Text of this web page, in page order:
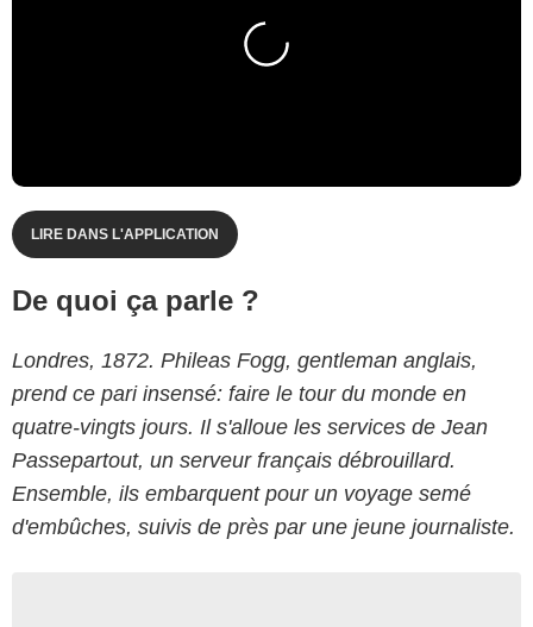
LIRE DANS L'APPLICATION
De quoi ça parle ?
Londres, 1872. Phileas Fogg, gentleman anglais,
prend ce pari insensé: faire le tour du monde en
quatre-vingts jours. Il s'alloue les services de Jean
Passepartout, un serveur français débrouillard.
Ensemble, ils embarquent pour un voyage semé
d'embûches, suivis de près par une jeune journaliste.